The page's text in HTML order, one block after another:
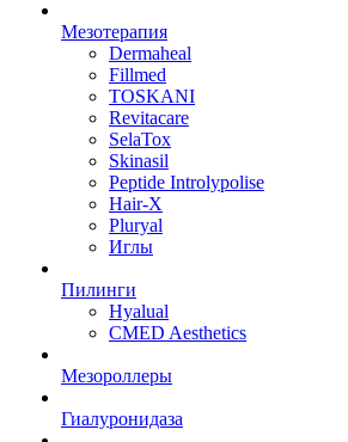
Мезотерапия
Dermaheal
Fillmed
TOSKANI
Revitacare
SelaTox
Skinasil
Peptide Introlypolise
Hair-X
Pluryal
Иглы
Пилинги
Hyalual
CMED Aesthetics
Мезороллеры
Гиалуронидаза